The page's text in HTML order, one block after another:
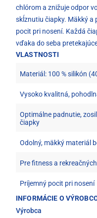
chlórom a znižuje odpor
skĺznutiu čiapky. Mäkký a
pocit pri nosení. Každá
vďaka do seba
VLASTNOSTI
Materiál: 100 % silikón
Vysoko kvalitná,
Optimálne padnutie,
čiapky
Odolný, mäkký materiál
Pre fitness a
Príjemný pocit pri nosení
INFORMÁCIE O
Výrobca